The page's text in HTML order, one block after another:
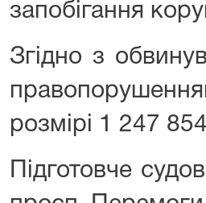
запобігання
Згідно з
розмірі 1 247
Підготовче